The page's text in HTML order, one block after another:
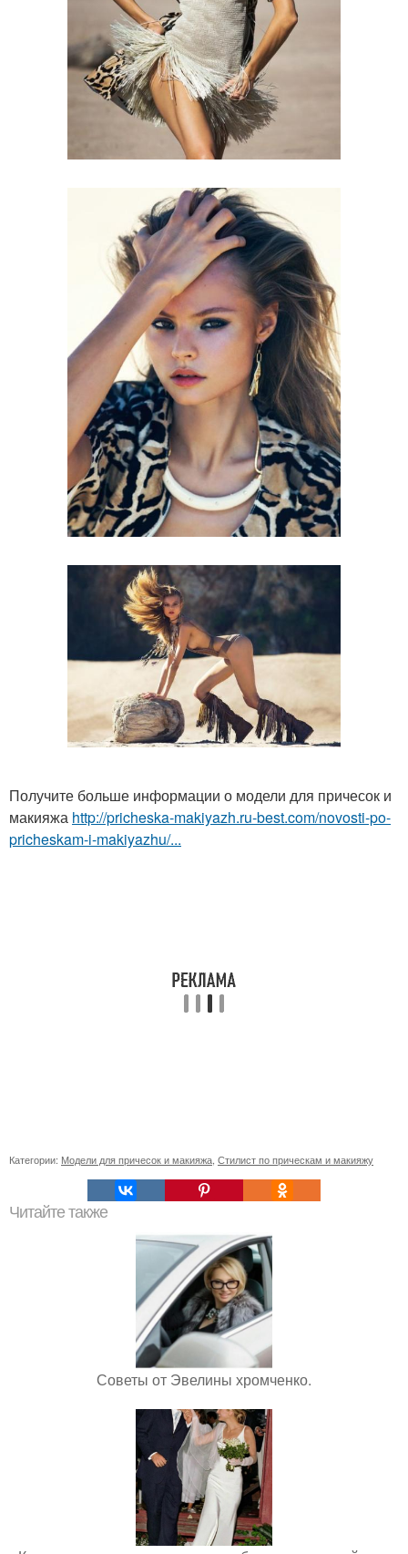
Получите больше информации о модели для причесок и
макияжа http://pricheska-makiyazh.ru-best.com/novosti-po-
pricheskam-i-makiyazhu/...
Категории: Модели для причесок и макияжа Стилист по прическам и макияжу
Читайте также
Советы от Эвелины хромченко.